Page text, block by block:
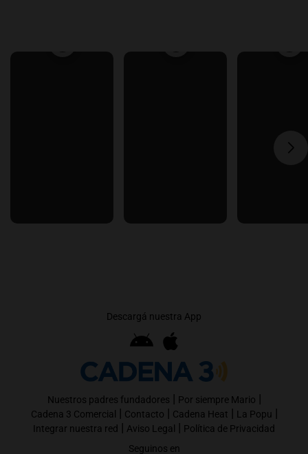
Descargá nuestra App
Nuestros padres fundadores | Por siempre Mario |
Cadena 3 Comercial | Contacto | Cadena Heat | La Popu |
Integrar nuestra red | Aviso Legal | Política de Privacidad
Seguinos en